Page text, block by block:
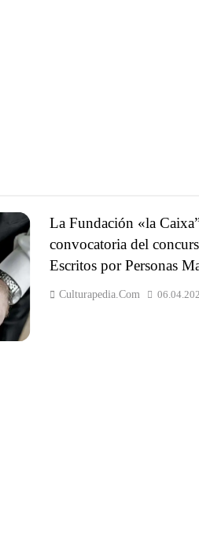
La Fundación «la
convocatoria del
Escritos por Personas
Culturapedia.com